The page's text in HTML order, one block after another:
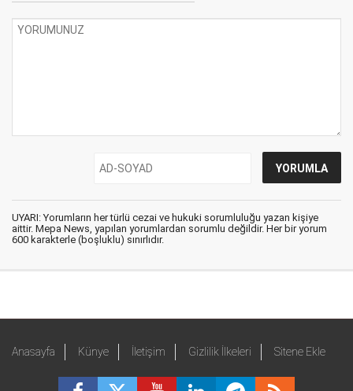
UYARI: Yorumların her türlü cezai ve hukuki sorumluluğu yazan kişiye
aittir. Mepa News, yapılan yorumlardan sorumlu değildir. Her bir yorum
600 karakterle (boşluklu) sınırlıdır.
Anasayfa Künye İletişim Gizlilik İlkeleri Sitene Ekle